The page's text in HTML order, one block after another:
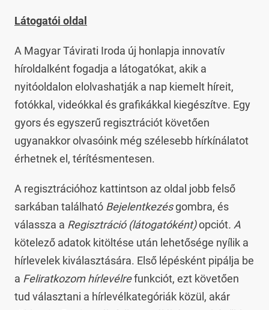
Látogatói oldal
A Magyar Távirati Iroda új honlapja innovatív
híroldalként fogadja a látogatókat, akik a
nyitóoldalon elolvashatják a nap kiemelt híreit,
fotókkal, videókkal és grafikákkal kiegészítve. Egy
gyors és egyszerű regisztrációt követően
ugyanakkor olvasóink még szélesebb hírkínálatot
érhetnek el, térítésmentesen.
A regisztrációhoz kattintson az oldal jobb felső
sarkában található Bejelentkezésgombra, és
válassza a Regisztráció (látogatóként)opciót. A
kötelező adatok kitöltése után lehetősége nyílik a
hírlevelek kiválasztására. Első lépésként pipálja be
a Feliratkozom hírlevélrefunkciót, ezt követően
tud választani a hírlevélkategóriák közül, akár